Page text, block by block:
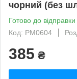
чорний (без
Готово до відправки
Код: PM0604
385 ₴